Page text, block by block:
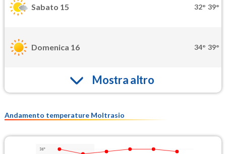
Sabato 15 32° 39°
Domenica 16 34° 39°
Mostra altro
Andamento temperature Moltrasio
36°